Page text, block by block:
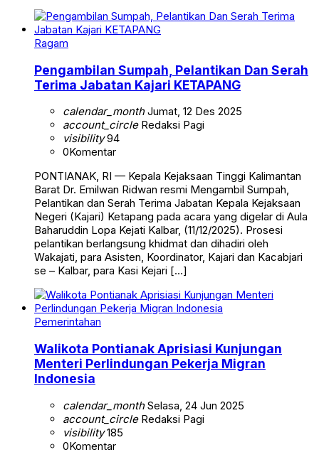
Ragam
Pengambilan Sumpah, Pelantikan Dan Serah
Terima Jabatan Kajari KETAPANG
calendar_monthJumat, 12 Des 2025
account_circleRedaksi Pagi
visibility94
0Komentar
PONTIANAK, RI — Kepala Kejaksaan Tinggi Kalimantan
Barat Dr. Emilwan Ridwan resmi Mengambil Sumpah,
Pelantikan dan Serah Terima Jabatan Kepala Kejaksaan
Negeri (Kajari) Ketapang pada acara yang digelar di Aula
Baharuddin Lopa Kejati Kalbar, (11/12/2025). Prosesi
pelantikan berlangsung khidmat dan dihadiri oleh
Wakajati, para Asisten, Koordinator, Kajari dan Kacabjari
se – Kalbar, para Kasi Kejari […]
Pemerintahan
Walikota Pontianak Aprisiasi Kunjungan
Menteri Perlindungan Pekerja Migran
Indonesia
calendar_monthSelasa, 24 Jun 2025
account_circleRedaksi Pagi
visibility185
0Komentar